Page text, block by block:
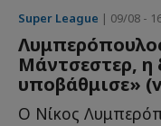
Super League | 09/08 -
Μάντσεστερ, η
υποβάθμισε»